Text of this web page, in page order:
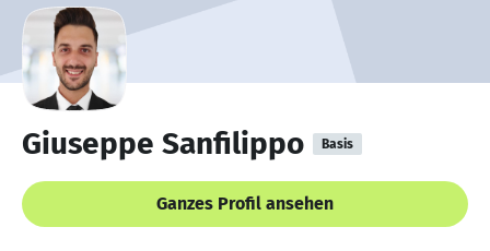
Giuseppe Sanfilippo Basis
Ganzes Profil ansehen